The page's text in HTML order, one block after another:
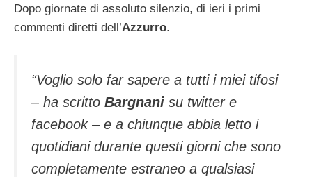
Dopo giornate di assoluto silenzio, di ieri i primi
commenti diretti dell’Azzurro.
“Voglio solo far sapere a tutti i miei tifosi
– ha scritto Bargnani su twitter e
facebook – e a chiunque abbia letto i
quotidiani durante questi giorni che sono
completamente estraneo a qualsiasi